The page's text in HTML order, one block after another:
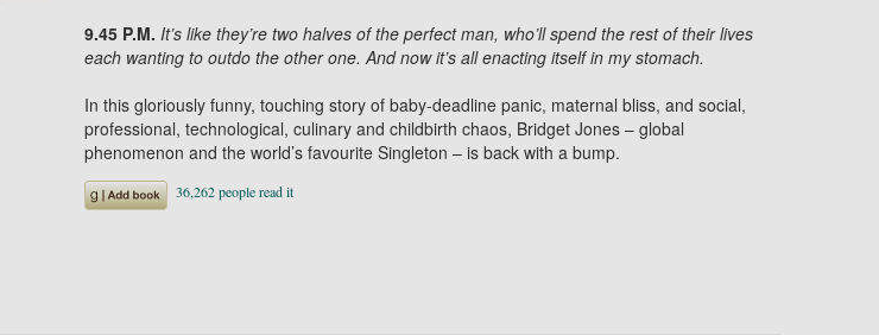
9.45 P.M. It’s like they’re two halves of the perfect man, who’ll spend the rest of their lives
each wanting to outdo the other one. And now it’s all enacting itself in my stomach.
In this gloriously funny, touching story of baby-deadline panic, maternal bliss, and social,
professional, technological, culinary and childbirth chaos, Bridget Jones – global
phenomenon and the world’s favourite Singleton – is back with a bump.